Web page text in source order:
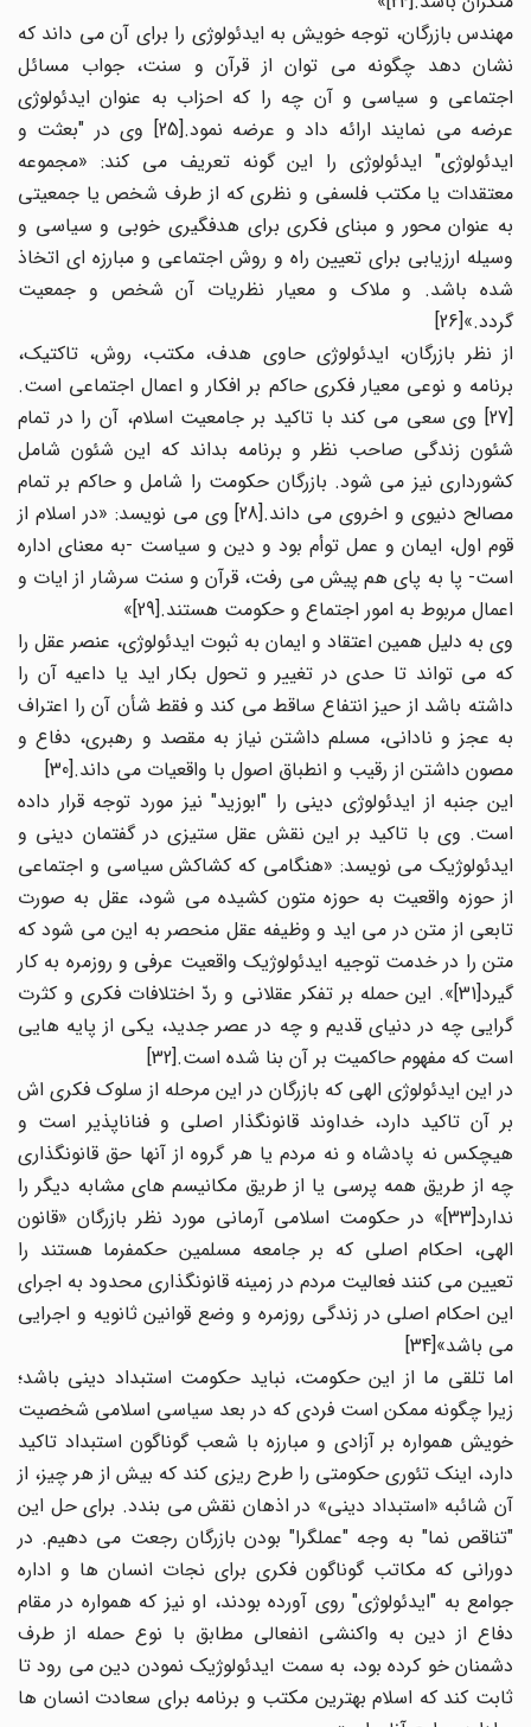
مهندس بازرگان، توجه خویش به ایدئولوژی را برای آن می داند که
نشان دهد چگونه می توان از قرآن و سنت، جواب مسائل
اجتماعی و سیاسی و آن چه را که احزاب به عنوان ایدئولوژی
عرضه می نمایند ارائه داد و عرضه نمود.[25] وی در "بعثت و
ایدئولوژی" ایدئولوژی را این گونه تعریف می کند: «مجموعه
معتقدات یا مکتب فلسفی و نظری که از طرف شخص یا جمعیتی
به عنوان محور و مبنای فکری برای هدفگیری خوبی و سیاسی و
وسیله ارزیابی برای تعیین راه و روش اجتماعی و مبارزه ای اتخاذ
شده باشد. و ملاک و معیار نظریات آن شخص و جمعیت
گردد.»[26]
از نظر بازرگان، ایدئولوژی حاوی هدف، مکتب، روش، تاکتیک،
برنامه و نوعی معیار فکری حاکم بر افکار و اعمال اجتماعی است.
[27] وی سعی می کند با تاکید بر جامعیت اسلام، آن را در تمام
شئون زندگی صاحب نظر و برنامه بداند که این شئون شامل
کشورداری نیز می شود. بازرگان حکومت را شامل و حاکم بر تمام
مصالح دنیوی و اخروی می داند.[28] وی می نویسد: «در اسلام از
قوم اول، ایمان و عمل توأم بود و دین و سیاست -به معنای اداره
است- پا به پای هم پیش می رفت، قرآن و سنت سرشار از ایات و
اعمال مربوط به امور اجتماع و حکومت هستند.[29]»
وی به دلیل همین اعتقاد و ایمان به ثبوت ایدئولوژی، عنصر عقل را
که می تواند تا حدی در تغییر و تحول بکار اید یا داعیه آن را
داشته باشد از حیز انتفاع ساقط می کند و فقط شأن آن را اعتراف
به عجز و نادانی، مسلم داشتن نیاز به مقصد و رهبری، دفاع و
مصون داشتن از رقیب و انطباق اصول با واقعیات می داند.[30]
این جنبه از ایدئولوژی دینی را "ابوزید" نیز مورد توجه قرار داده
است. وی با تاکید بر این نقش عقل ستیزی در گفتمان دینی و
ایدئولوژیک می نویسد: «هنگامی که کشاکش سیاسی و اجتماعی
از حوزه واقعیت به حوزه متون کشیده می شود، عقل به صورت
تابعی از متن در می اید و وظیفه عقل منحصر به این می شود که
متن را در خدمت توجیه ایدئولوژیک واقعیت عرفی و روزمره به کار
گیرد[31]». این حمله بر تفکر عقلانی و ردّ اختلافات فکری و کثرت
گرایی چه در دنیای قدیم و چه در عصر جدید، یکی از پایه هایی
است که مفهوم حاکمیت بر آن بنا شده است.[32]
در این ایدئولوژی الهی که بازرگان در این مرحله از سلوک فکری اش
بر آن تاکید دارد، خداوند قانونگذار اصلی و فناناپذیر است و
هیچکس نه پادشاه و نه مردم یا هر گروه از آنها حق قانونگذاری
چه از طریق همه پرسی یا از طریق مکانیسم های مشابه دیگر را
ندارد[33]» در حکومت اسلامی آرمانی مورد نظر بازرگان «قانون
الهی، احکام اصلی که بر جامعه مسلمین حکمفرما هستند را
تعیین می کنند فعالیت مردم در زمینه قانونگذاری محدود به اجرای
این احکام اصلی در زندگی روزمره و وضع قوانین ثانویه و اجرایی
می باشد»[34]
اما تلقی ما از این حکومت، نباید حکومت استبداد دینی باشد؛
زیرا چگونه ممکن است فردی که در بعد سیاسی اسلامی شخصیت
خویش همواره بر آزادی و مبارزه با شعب گوناگون استبداد تاکید
دارد، اینک تئوری حکومتی را طرح ریزی کند که بیش از هر چیز، از
آن شائبه «استبداد دینی» در اذهان نقش می بندد. برای حل این
"تناقص نما" به وجه "عملگرا" بودن بازرگان رجعت می دهیم. در
دورانی که مکاتب گوناگون فکری برای نجات انسان ها و اداره
جوامع به "ایدئولوژی" روی آورده بودند، او نیز که همواره در مقام
دفاع از دین به واکنشی انفعالی مطابق با نوع حمله از طرف
دشمنان خو کرده بود، به سمت ایدئولوژیک نمودن دین می رود تا
ثابت کند که اسلام بهترین مکتب و برنامه برای سعادت انسان ها